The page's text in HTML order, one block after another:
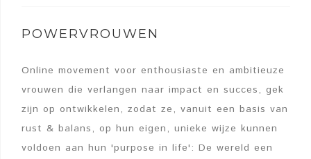
POWERVROUWEN
Online movement voor enthousiaste en ambitieuze
vrouwen die verlangen naar impact en succes, gek
zijn op ontwikkelen, zodat ze, vanuit een basis van
rust & balans, op hun eigen, unieke wijze kunnen
voldoen aan hun 'purpose in life': De wereld een